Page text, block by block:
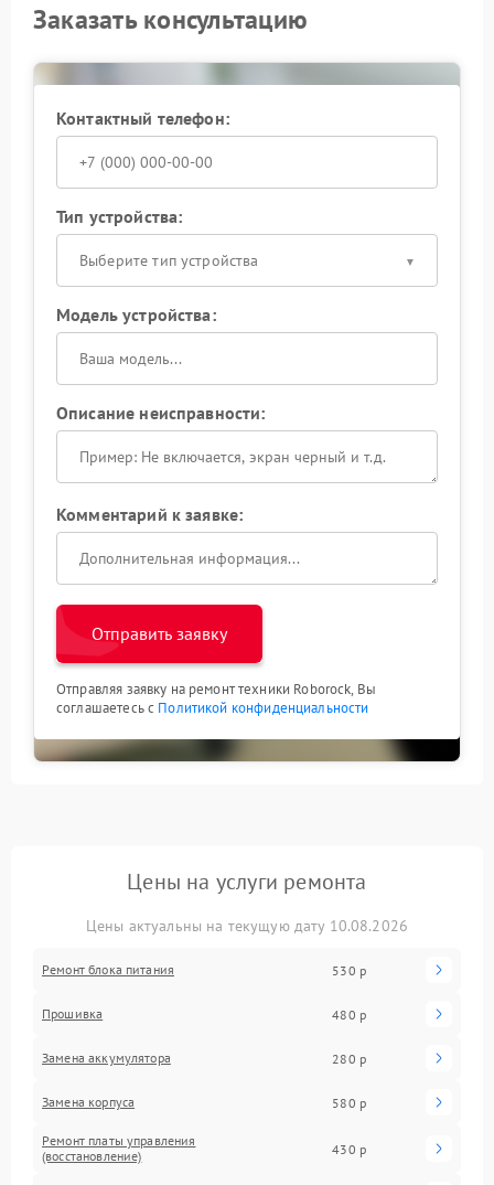
Заказать консультацию
Контактный телефон:
Тип устройства:
Выберите тип устройства
Модель устройства:
Описание неисправности:
Комментарий к заявке:
Отправить заявку
Отправляя заявку на ремонт техники Roborock, Вы
соглашаетесь с Политикой конфиденциальности
Цены на услуги ремонта
Цены актуальны на текущую дату 10.08.2026
Ремонт блока питания 530 р
Прошивка 480 р
Замена аккумулятора 280 р
Замена корпуса 580 р
Ремонт платы управления
(восстановление)
430 р